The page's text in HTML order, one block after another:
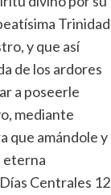
Trinidad
y que así
de los ardores
a poseerle
mediante
que amándole y
eterna
Centrales 12